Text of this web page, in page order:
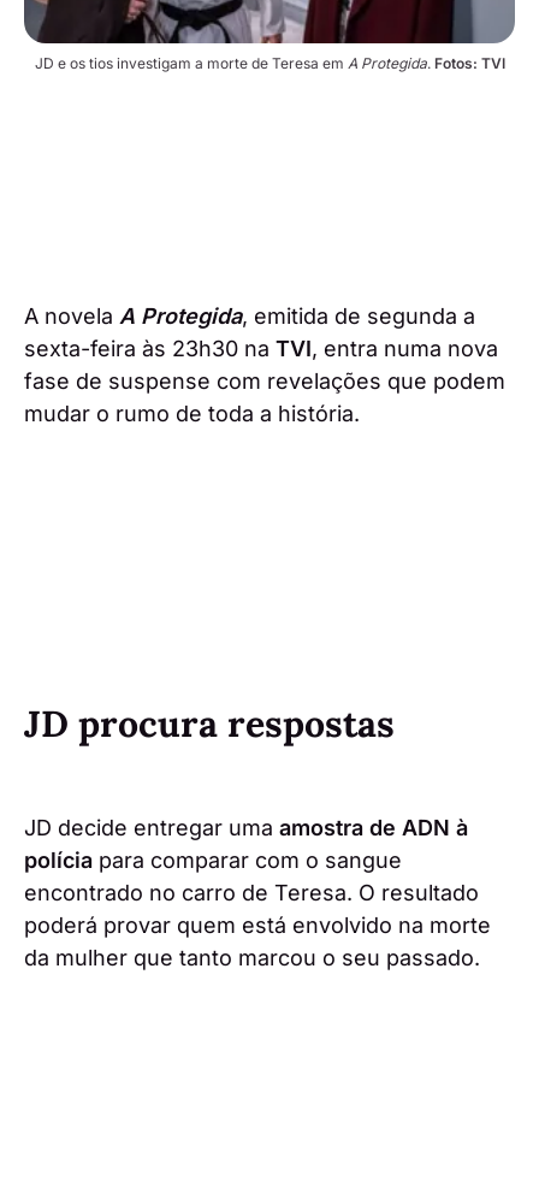
JD e os tios investigam a morte de Teresa em A Protegida. Fotos: TVI
A novela A Protegida, emitida de segunda a
sexta-feira às 23h30 na TVI, entra numa nova
fase de suspense com revelações que podem
mudar o rumo de toda a história.
JD procura respostas
JD decide entregar uma amostra de ADN à
polícia para comparar com o sangue
encontrado no carro de Teresa. O resultado
poderá provar quem está envolvido na morte
da mulher que tanto marcou o seu passado.